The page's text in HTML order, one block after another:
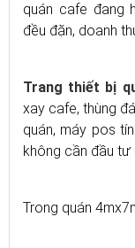
quán cafe đang
đều đặn, doanh
Trang thiết bị
xay cafe, thùng
quán, máy pos
không cần đầu tư
Trong quán